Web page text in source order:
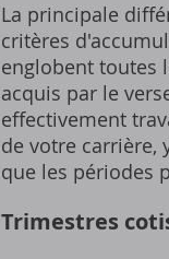
La principale
critères
englobent toutes
acquis par le
effectivement
de votre
que les périodes
Trimestres